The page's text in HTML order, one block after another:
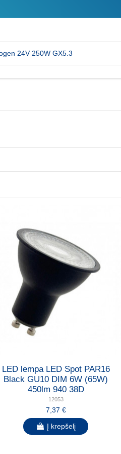
LED lempa LED Spot PAR16
Black GU10 DIM 6W (65W)
450lm 940 38D
12053
7,37 €
Į krepšelį